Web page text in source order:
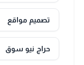
تصميم مواقع
حراج نيو سوق